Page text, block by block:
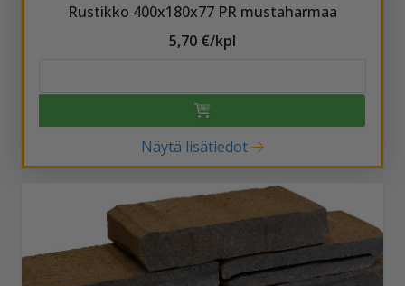
Rustikko 400x180x77 PR mustaharmaa
5,70 €/kpl
Näytä lisätiedot